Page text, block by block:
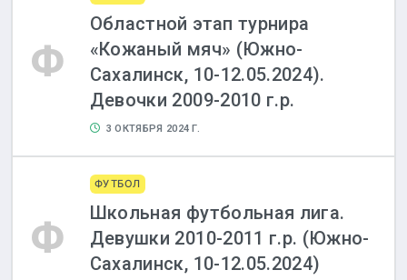
Ф
Областной этап турнира
«Кожаный мяч» (Южно-
Сахалинск, 10-12.05.2024).
Девочки 2009-2010 г.р.
3 ОКТЯБРЯ 2024 Г.
Ф
ФУТБОЛ
Школьная футбольная лига.
Девушки 2010-2011 г.р. (Южно-
Сахалинск, 10-12.05.2024)